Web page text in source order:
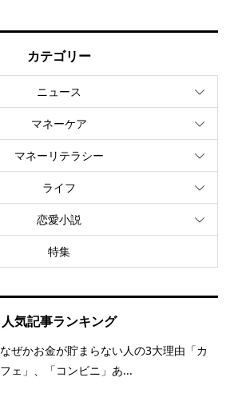
カテゴリー
ニュース
マネーケア
マネーリテラシー
ライフ
恋愛小説
特集
人気記事ランキング
なぜかお金が貯まらない人の3大理由「カ
フェ」、「コンビニ」あ...